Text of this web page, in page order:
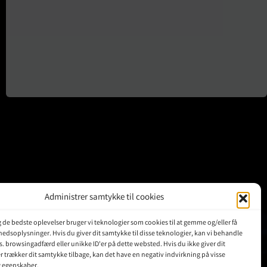
Administrer samtykke til cookies
de bedste oplevelser bruger vi teknologier som cookies til at gemme og/eller få
Hvis du giver dit samtykke til disse teknologier, kan vi behandle
browsingadfærd eller unikke ID'er på dette websted. Hvis du ikke giver dit
trækker dit samtykke tilbage, kan det have en negativ indvirkning på visse
KUNDER